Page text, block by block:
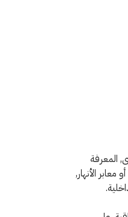
المعرفة
الأنهار,